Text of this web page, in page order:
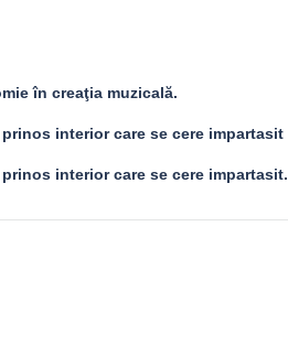
în creaţia muzicală.
interior care se cere impartasit
interior care se cere impartasit.